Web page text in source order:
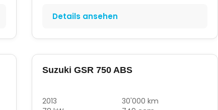
Details ansehen
Suzuki GSR 750 ABS
2013
30'000 km